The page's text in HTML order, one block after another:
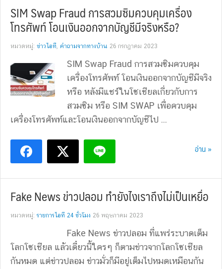
SIM Swap Fraud การสวมซิมควบคุมเครื่อง
โทรศัพท์ โอนเงินออกจากบัญชีมีจริงหรือ?
หมวดหมู่: ข่าวไอที, คำถามจากทางบ้าน 26 กรกฎาคม 2023
SIM Swap Fraud การสวมซิมควบคุม
เครื่องโทรศัพท์ โอนเงินออกจากบัญชีมีจริง
หรือ หลังมีแชร์ในโซเชียลเกี่ยวกับการ
สวมซิม หรือ SIM SWAP เพื่อควบคุม
เครื่องโทรศัพท์และโอนเงินออกจากบัญชีไป ...
อ่าน »
Fake News ข่าวปลอม ทำยังไงเราถึงไม่เป็นเหยื่อ
หมวดหมู่: รายการไอที 24 ชั่วโมง 26 พฤษภาคม 2023
Fake News ข่าวปลอม ที่แพร่ระบาดเต็ม
โลกโซเชียล แล้วเดี๋ยวนี้ใครๆ ก็ตามข่าวจากโลกโซเชียล
กันหมด แต่ข่าวปลอม ข่าวมั่วก็มีอยู่เต็มไปหมดเหมือนกัน